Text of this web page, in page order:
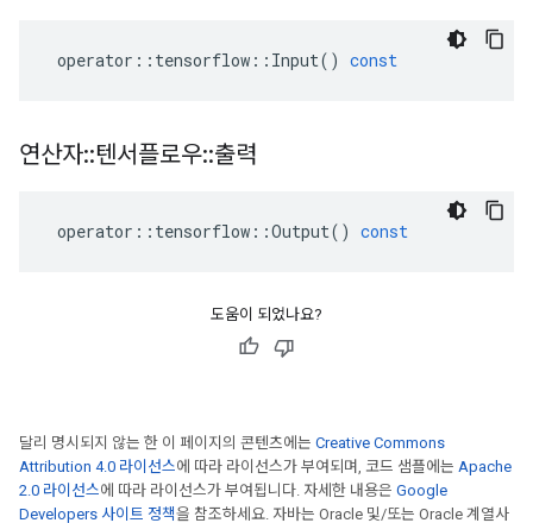
operator :: tensorflow :: Input() const
연산자::텐서플로우::출력
operator :: tensorflow ::Output() const
도움이 되었나요?
달리 명시되지 않는 한 이 페이지의 콘텐츠에는 Creative Commons
Attribution 4.0 라이선스에 따라 라이선스가 부여되며, 코드 샘플에는 Apache
2.0 라이선스에 따라 라이선스가 부여됩니다. 자세한 내용은 Google
Developers 사이트 정책을 참조하세요. 자바는 Oracle 및/또는 Oracle 계열사